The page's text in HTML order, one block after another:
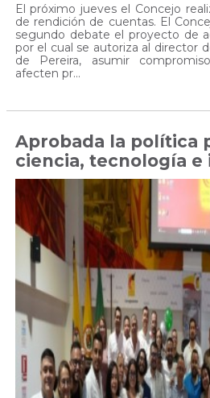
El próximo jueves el Concejo
de rendición de cuentas. El
segundo debate el proyecto de
por el cual se autoriza al director
de Pereira, asumir
afecten pr...
Aprobada la política
ciencia, tecnología e